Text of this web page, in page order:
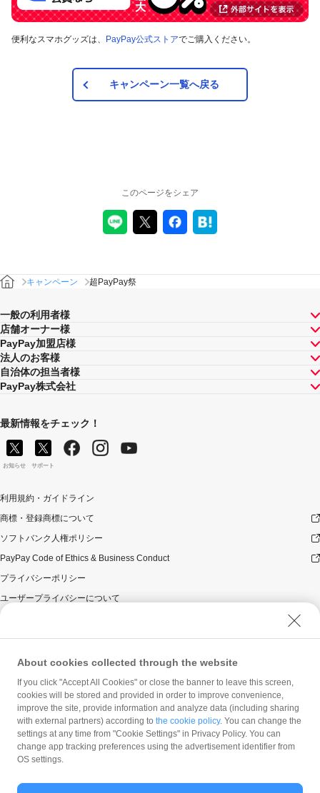
便利なスマホグッズは、 PayPay公式ストアでご購入ください。
キャンペーン一覧へ戻る
このページをシェア
キャンペーン 超PayPay祭
一般の利用者様
店舗オーナー様
PayPay加盟店様
法人のお客様
自治体の担当者様
PayPay株式会社
最新情報をチェック！
お知らせ サポート
利用規約・ガイドライン
商標・登録商標について
ソフトバンク人権ポリシー
PayPay Code of Ethics & Business Conduct
プライバシーポリシー
ユーザープライバシーについて
ウェブサイト利用規約
反社会的勢力に対する方針
勧誘方針
マネロン等基本方針
カスタマーハラスメントに関する当社の考え方
About cookies collected through the website
If you click "Accept All Cookies" or close the banner to leave this screen,
cookies will be stored and provided in order to improve convenience,
improve the site, provide information and analyze data (including sharing
with external partners) according to the cookie policy. You can change the
settings at any time from "Cookie Settings" in Privacy Policy. You can
change app tracking preferences using the advertisement identifier from
OS settings.